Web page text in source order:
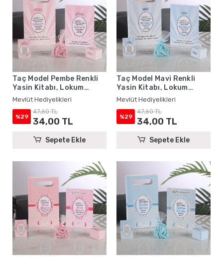
Taç Model Pembe Renkli
Yasin Kitabı, Lokum
Kutusu, Magnet, Karton
Çanta ve Tesbih - Mevlüt
Hediyelikleri
Mevlüt Hediyelikleri
%29
47,60 TL
34,00 TL
Sepete Ekle
Taç Model Mavi Renkli
Yasin Kitabı, Lokum
Kutusu, Magnet, Karton
Çanta ve Tesbih - Mevlüt
Hediyelikleri
Mevlüt Hediyelikleri
%29
47,60 TL
34,00 TL
Sepete Ekle